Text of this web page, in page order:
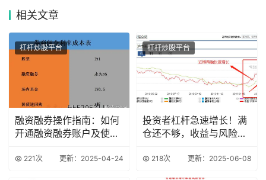
相关文章
杠杆炒股平台
融资融券操作指南：如何
开通融资融券账户及使用
221次 更新：2025-04-24
杠杆炒股平台
投资者杠杆急速增长！满
仓还不够，收益与风险并
218次 更新：2025-06-08